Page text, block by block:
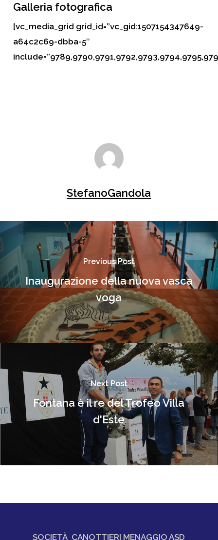
Galleria fotografica
[vc_media_grid grid_id=”vc_gid:1507154347649-
a64c2c69-dbba-5″
StefanoGandola
Previous Post
Inaugurazione della nuova vasca
voga
Next Post
Fontana è il re del Trofeo Villa
d'Este
SOCIETÀ CANOTTIERI MENAGGIO ASD